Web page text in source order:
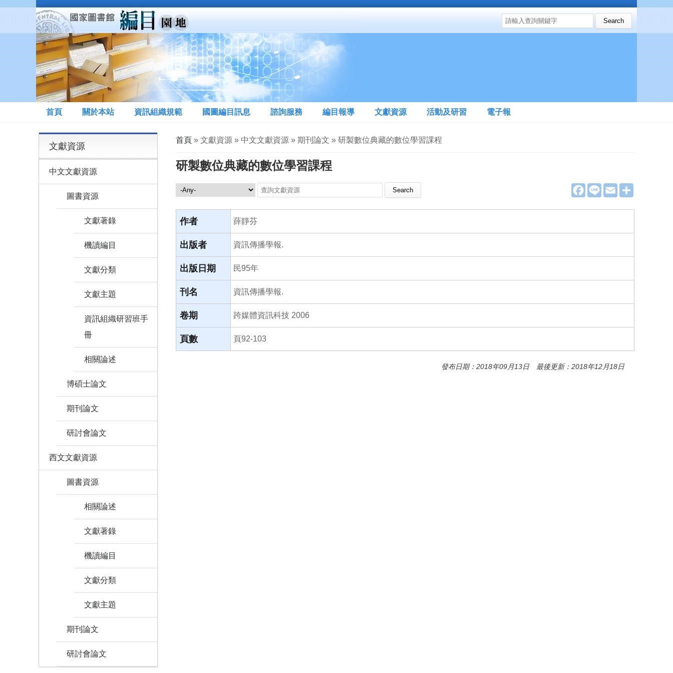
移至主內容
搜尋表單
Search this site
首頁 關於本站 資訊組織規範 國圖編目訊息 諮詢服務 編目報導 文獻資源 活動及研習 電子報
您在這裡
首頁» 文獻資源 » 中文文獻資源 » 期刊論文 » 研製數位典藏的數位學習課程
研製數位典藏的數位學習課程
F
a
e
o
L
e
E
m
i
文獻資源 Search this site
作者 薛靜芬
出版者 資訊傳播學報.
出版日期 民95年
刊名 資訊傳播學報.
卷期 跨媒體資訊科技 2006
頁數 頁92-103
發布日期：2018年09月13日 最後更新：2018年12月18日
文獻資源
中文文獻資源
圖書資源
文獻著錄
機讀編目
文獻分類
文獻主題
資訊組織研習班手
冊
相關論述
博碩士論文
期刊論文
研討會論文
西文文獻資源
圖書資源
相關論述
文獻著錄
機讀編目
文獻分類
文獻主題
期刊論文
研討會論文